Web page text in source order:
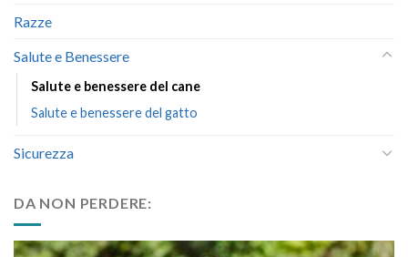
Razze
Salute e Benessere
Salute e benessere del cane
Salute e benessere del gatto
Sicurezza
DA NON PERDERE: